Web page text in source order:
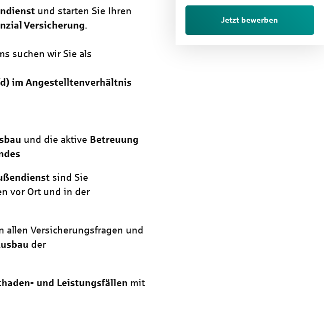
Jetzt bewerben
und starten Sie Ihren
Versicherung.
suchen wir Sie als
im Angestelltenverhältnis
und die aktive Betreuung
sind Sie
vor Ort und in der
allen Versicherungsfragen und
der
und Leistungsfällen mit